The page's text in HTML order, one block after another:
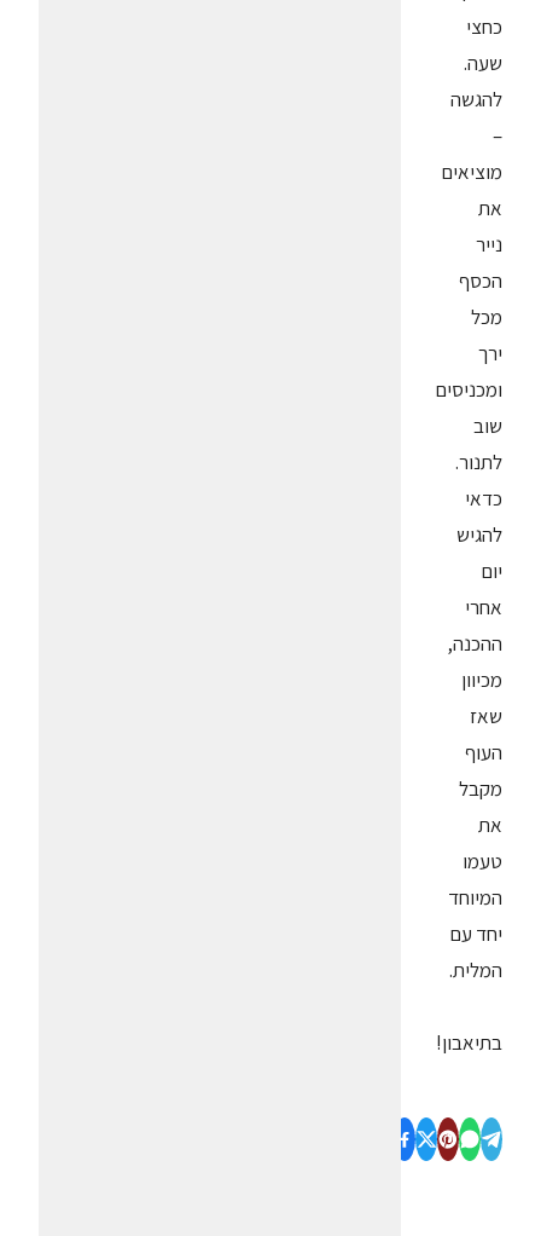
כחצי
שעה.
להגשה
–
מוציאים
את
נייר
הכסף
מכל
ירך
ומכניסים
שוב
לתנור.
כדאי
להגיש
יום
אחרי
ההכנה,
מכיוון
שאז
העוף
מקבל
את
טעמו
המיוחד
יחד עם
המלית.
בתיאבון!